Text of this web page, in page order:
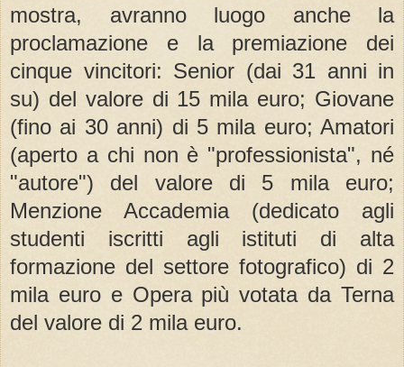
mostra, avranno luogo anche la
proclamazione e la premiazione dei
cinque vincitori: Senior (dai 31 anni in
su) del valore di 15 mila euro; Giovane
(fino ai 30 anni) di 5 mila euro; Amatori
(aperto a chi non è "professionista", né
"autore") del valore di 5 mila euro;
Menzione Accademia (dedicato agli
studenti iscritti agli istituti di alta
formazione del settore fotografico) di 2
mila euro e Opera più votata da Terna
del valore di 2 mila euro.